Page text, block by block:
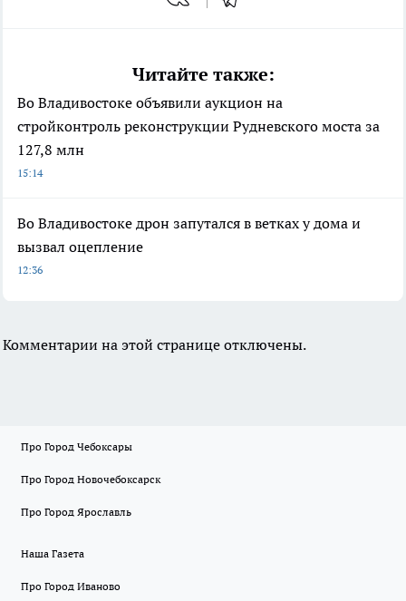
Читайте также:
Во Владивостоке объявили аукцион на
стройконтроль реконструкции Рудневского моста за
127,8 млн
15:14
Во Владивостоке дрон запутался в ветках у дома и
вызвал оцепление
12:36
Комментарии на этой странице отключены.
Про Город Чебоксары
Про Город Новочебоксарск
Про Город Ярославль
Наша Газета
Про Город Иваново